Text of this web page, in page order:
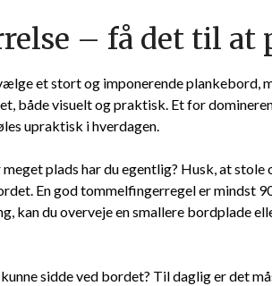
– få det til at
et stort og imponerende plankebord,
både visuelt og praktisk. Et for
upraktisk i hverdagen.
plads har du egentlig? Husk, at stole
En god tommelfingerregel er mindst
kan du overveje en smallere bordplade
sidde ved bordet? Til daglig er det